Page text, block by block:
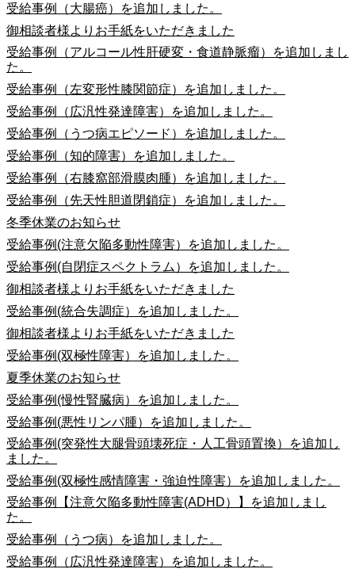
受給事例（大腸癌）を追加しました。
御相談者様よりお手紙をいただきました
受給事例（アルコール性肝硬変・食道静脈瘤）を追加しまし
た。
受給事例（左変形性膝関節症）を追加しました。
受給事例（広汎性発達障害）を追加しました。
受給事例（うつ病エピソード）を追加しました。
受給事例（知的障害）を追加しました。
受給事例（右膝窩部滑膜肉腫）を追加しました。
受給事例（先天性胆道閉鎖症）を追加しました。
冬季休業のお知らせ
受給事例(注意欠陥多動性障害）を追加しました。
受給事例(自閉症スペクトラム）を追加しました。
御相談者様よりお手紙をいただきました
受給事例(統合失調症）を追加しました。
御相談者様よりお手紙をいただきました
受給事例(双極性障害）を追加しました。
夏季休業のお知らせ
受給事例(慢性腎臓病）を追加しました。
受給事例(悪性リンパ腫）を追加しました。
受給事例(突発性大腿骨頭壊死症・人工骨頭置換）を追加し
ました。
受給事例(双極性感情障害・強迫性障害）を追加しました。
受給事例【注意欠陥多動性障害(ADHD）】を追加しまし
た。
受給事例（うつ病）を追加しました。
受給事例（広汎性発達障害）を追加しました。